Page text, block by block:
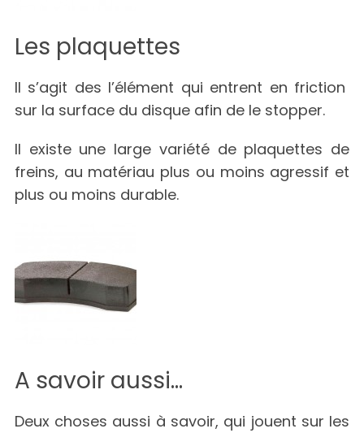
Les plaquettes
Il s’agit des l’élément qui entrent en friction
sur la surface du disque afin de le stopper.
Il existe une large variété de plaquettes de
freins, au matériau plus ou moins agressif et
plus ou moins durable.
A savoir aussi…
Deux choses aussi à savoir, qui jouent sur les
S
e
r
h
f